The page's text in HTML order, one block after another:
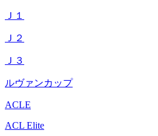
Ｊ１
Ｊ２
Ｊ３
ルヴァンカップ
ACLE
ACL Elite